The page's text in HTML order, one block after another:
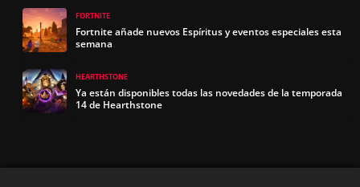
FORTNITE
Fortnite añade nuevos Espíritus y eventos especiales esta
semana
HEARTHSTONE
Ya están disponibles todas las novedades de la temporada
14 de Hearthstone